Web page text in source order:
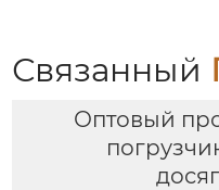
Связанный
Оптовый